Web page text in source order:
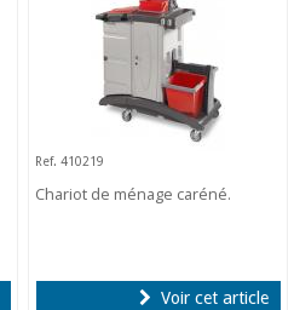
Ref. 410219
Chariot de ménage caréné.
Voir cet article